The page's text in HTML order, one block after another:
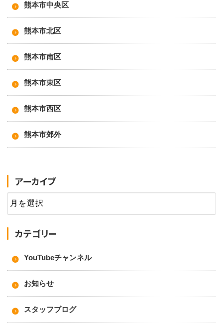
熊本市中央区
熊本市北区
熊本市南区
熊本市東区
熊本市西区
熊本市郊外
アーカイブ
カテゴリー
YouTubeチャンネル
お知らせ
スタッフブログ